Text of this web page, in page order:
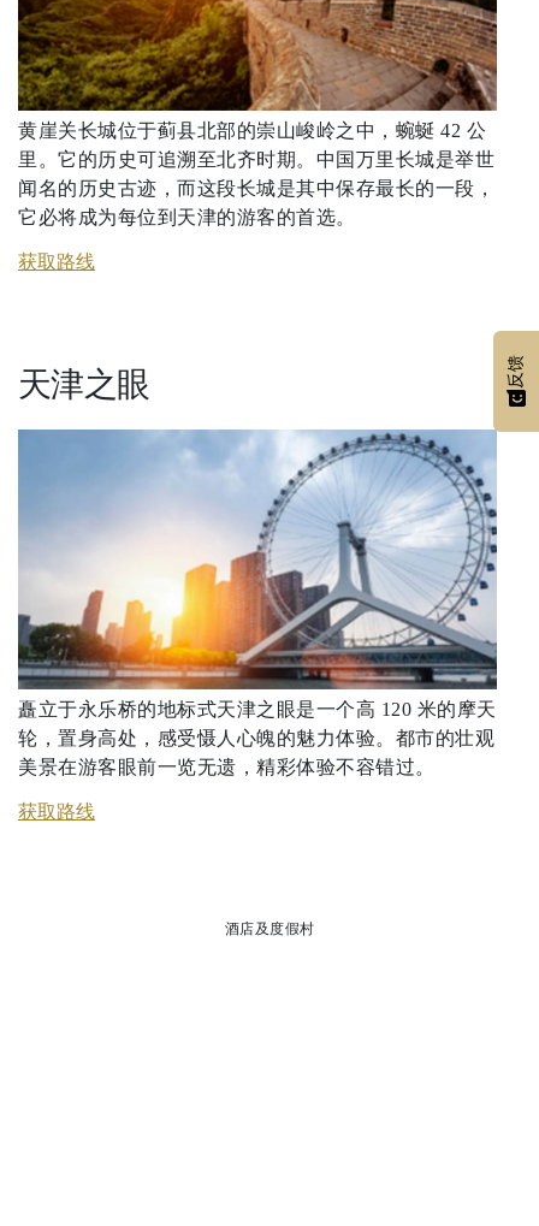
黄崖关长城位于蓟县北部的崇山峻岭之中，蜿蜒 42 公
里。它的历史可追溯至北齐时期。中国万里长城是举世
闻名的历史古迹，而这段长城是其中保存最长的一段，
它必将成为每位到天津的游客的首选。
获取路线
天津之眼
矗立于永乐桥的地标式天津之眼是一个高 120 米的摩天
轮，置身高处，感受慑人心魄的魅力体验。都市的壮观
美景在游客眼前一览无遗，精彩体验不容错过。
获取路线
酒店及度假村
反馈